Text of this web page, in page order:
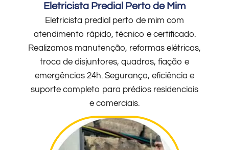
Eletricista Predial Perto de Mim
Eletricista predial perto de mim com
atendimento rápido, técnico e certificado.
Realizamos manutenção, reformas elétricas,
troca de disjuntores, quadros, fiação e
emergências 24h. Segurança, eficiência e
suporte completo para prédios residenciais
e comerciais.